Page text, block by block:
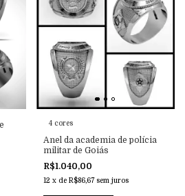
4 cores
Anel da academia de polícia
militar de Goiás
R$1.040,00
12 x de R$86,67 sem juros